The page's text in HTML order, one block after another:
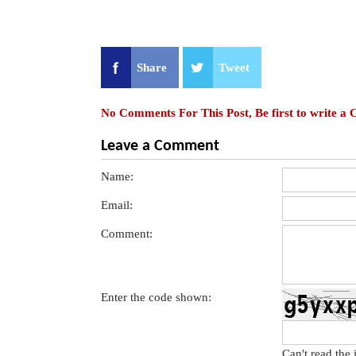
Share Tweet
No Comments For This Post, Be first to write a
Leave a Comment
Name:
Email:
Comment:
Enter the code shown: